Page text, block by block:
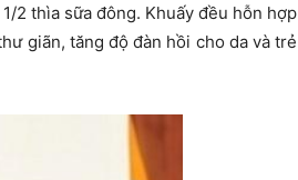
2 thìa sữa đông. Khuấy đều hỗn hợp
giãn, tăng độ đàn hồi cho da và trẻ